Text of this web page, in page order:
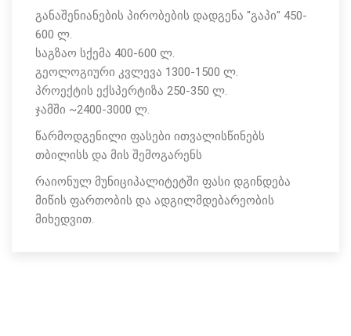
განაშენიანების პირობების დადგენა "გაპი" 450-
600 ლ.
საგზაო სქემა 400-600 ლ.
გეოლოგიური კვლევა 1300-1500 ლ.
პროექტის ექსპერტიზა 250-350 ლ.
ჯამში ~2400-3000 ლ.
წარმოდგენილი ფასები ითვალისწინებს
თბილისს და მის შემოგარენს
რაიონულ მუნიციპალიტეტში ფასი დგინდება
მიწის ფართობის და ადგილმდებარეობის
მიხედვით.